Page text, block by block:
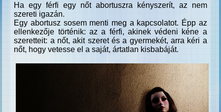
Ha egy férfi egy nőt abortuszra kényszerít, az nem
szereti igazán.
Egy abortusz sosem menti meg a kapcsolatot. Épp az
ellenkezője történik: az a férfi, akinek védeni kéne a
szeretteit: a nőt, akit szeret és a gyermekét, arra kéri a
nőt, hogy vetesse el a saját, ártatlan kisbabáját.